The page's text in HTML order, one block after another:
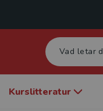
Kurslitteratur